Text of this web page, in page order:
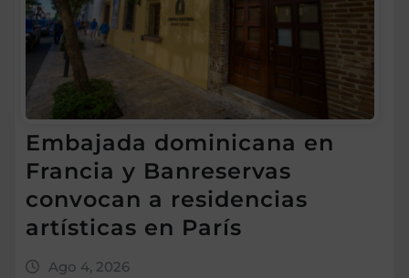
Embajada dominicana en
Francia y Banreservas
convocan a residencias
artísticas en París
Ago 4, 2026